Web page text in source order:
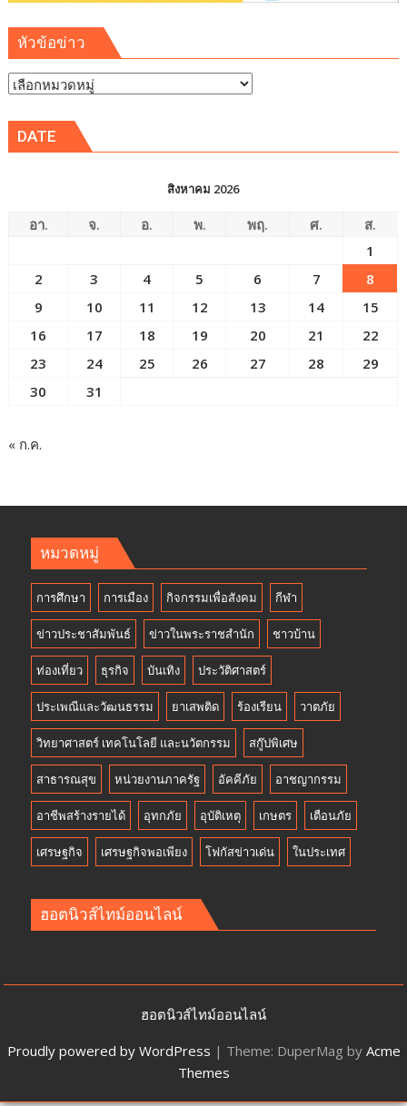
หัวข้อข่าว
หัวข้อ
DATE
สิงหาคม 2026
อา. จ. อ. พ. พฤ. ศ.
ส.
1
2
3 4 5 6 7
8
9
10 11 12 13 14
15
16
17 18 19 20 21
22
23
24 25 26 27 28
29
30
31
« ก.ค.
หมวดหมู่
การศึกษา การเมือง กิจกรรมเพื่อสังคม กีฬา
ข่าวประชาสัมพันธ์ ข่าวในพระราชสำนัก ชาวบ้าน
ท่องเที่ยว ธุรกิจ บันเทิง ประวัติศาสตร์
ประเพณีและวัฒนธรรม ยาเสพติด ร้องเรียน วาตภัย
วิทยาศาสตร์ เทคโนโลยี และนวัตกรรม สกู๊ปพิเศษ
สาธารณสุข หน่วยงานภาครัฐ อัคคีภัย อาชญากรรม
อาชีพสร้างรายได้ อุทกภัย อุบัติเหตุ เกษตร เตือนภัย
เศรษฐกิจ เศรษฐกิจพอเพียง โฟกัสข่าวเด่น ในประเทศ
ฮอตนิวส์ไทม์ออนไลน์
ฮอตนิวส์ไทม์ออนไลน์
Proudly powered by WordPress | Theme: DuperMag by Acme
Themes